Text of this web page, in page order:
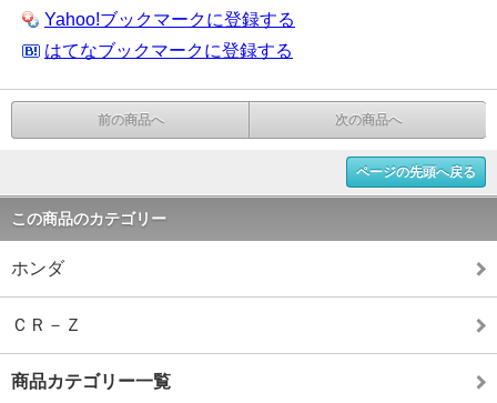
Yahoo!ブックマークに登録する
はてなブックマークに登録する
前の商品へ 次の商品へ
ページの先頭へ戻る
この商品のカテゴリー
ホンダ
ＣＲ－Ｚ
商品カテゴリー一覧